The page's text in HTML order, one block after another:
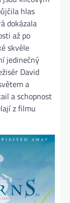
hlas
dokázala
až po
skvěle
jedinečný
David
a
a schopnost
z filmu